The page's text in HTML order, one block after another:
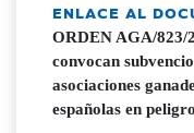
ENLACE AL
ORDEN AGA/823/
convocan
asociaciones
españolas en